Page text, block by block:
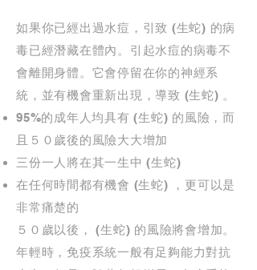
如果你已經出過水痘，引致 (生蛇) 的病
毒已經潛藏在體內。引起水痘的病毒不
會離開身體。它會停留在你的神經系
統，並有機會重新出現，導致 (生蛇) 。
95%的成年人均具有 (生蛇) 的風險，而
且５０歲後的風險大大增加
三份一人將在其一生中 (生蛇)
在任何時間都有機會 (生蛇) ，更可以是
非常痛楚的
５０歲以後， (生蛇) 的風險將會增加。
年輕時，免疫系統一般有足夠能力對抗